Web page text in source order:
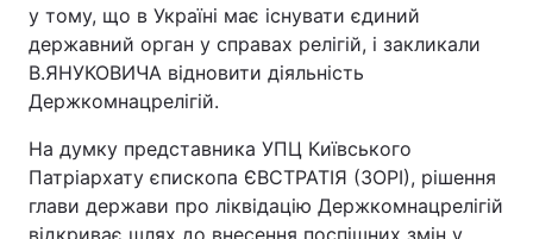
у тому, що в Україні має існувати єдиний
державний орган у справах релігій, і закликали
В.ЯНУКОВИЧА відновити діяльність
Держкомнацрелігій.
На думку представника УПЦ Київського
Патріархату єпископа ЄВСТРАТІЯ (ЗОРІ), рішення
глави держави про ліквідацію Держкомнацрелігій
відкриває шлях до внесення поспішних змін у